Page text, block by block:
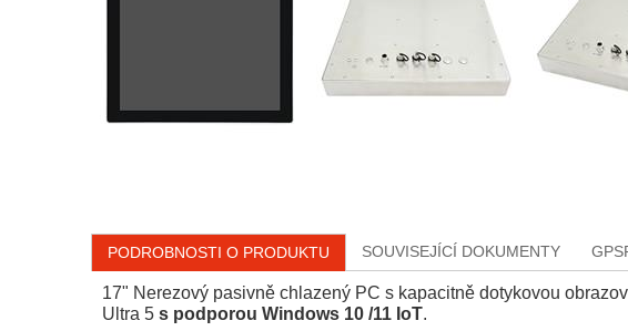
PODROBNOSTI O PRODUKTU SOUVISEJÍCÍ DOKUMENTY
17" Nerezový pasivně chlazený PC s kapacitně dotykovou
Ultra 5 s podporou Windows 10 /11 IoT.